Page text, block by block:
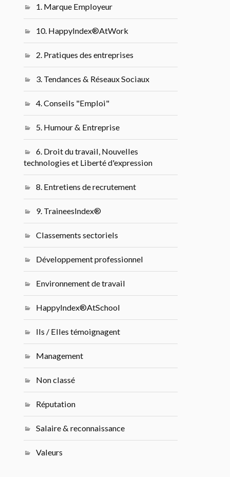
1. Marque Employeur
10. HappyIndex®AtWork
2. Pratiques des entreprises
3. Tendances & Réseaux Sociaux
4. Conseils "Emploi"
5. Humour & Entreprise
6. Droit du travail, Nouvelles
technologies et Liberté d'expression
8. Entretiens de recrutement
9. TraineesIndex®
Classements sectoriels
Développement professionnel
Environnement de travail
HappyIndex®AtSchool
Ils / Elles témoignagent
Management
Non classé
Réputation
Salaire & reconnaissance
Valeurs